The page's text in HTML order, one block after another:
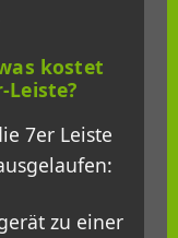
kostet
Leiste?
7er Leiste
zu einer